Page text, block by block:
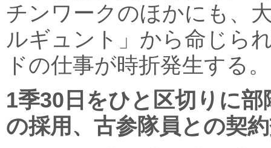
チンワークのほかにも、
ルギュント」から命じら
ドの仕事が時折発生する。
1季30日をひと区切りに
の採用、古参隊員との契